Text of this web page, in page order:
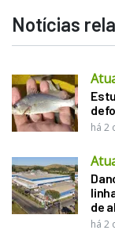
Notícias
há 2
de
há 2